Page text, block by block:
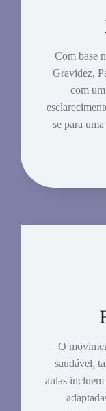
Com base
Gravidez,
com
se para
O
saudável,
aulas incluem